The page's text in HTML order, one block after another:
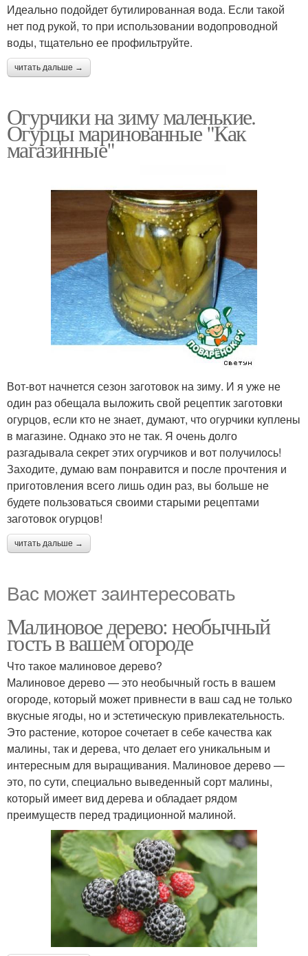
Идеально подойдет бутилированная вода. Если такой
нет под рукой, то при использовании водопроводной
воды, тщательно ее профильтруйте.
читать дальше →
Огурчики на зиму маленькие.
Огурцы маринованные "Как
магазинные"
Вот-вот начнется сезон заготовок на зиму. И я уже не
один раз обещала выложить свой рецептик заготовки
огурцов, если кто не знает, думают, что огурчики куплены
в магазине. Однако это не так. Я очень долго
разгадывала секрет этих огурчиков и вот получилось!
Заходите, думаю вам понравится и после прочтения и
приготовления всего лишь один раз, вы больше не
будете пользоваться своими старыми рецептами
заготовок огурцов!
читать дальше →
Вас может заинтересовать
Малиновое дерево: необычный
гость в вашем огороде
Что такое малиновое дерево?
Малиновое дерево — это необычный гость в вашем
огороде, который может привнести в ваш сад не только
вкусные ягоды, но и эстетическую привлекательность.
Это растение, которое сочетает в себе качества как
малины, так и дерева, что делает его уникальным и
интересным для выращивания. Малиновое дерево —
это, по сути, специально выведенный сорт малины,
который имеет вид дерева и обладает рядом
преимуществ перед традиционной малиной.